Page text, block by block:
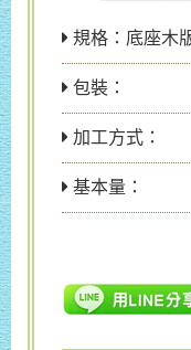
規格：底座木
包裝：
加工方式：
基本量：